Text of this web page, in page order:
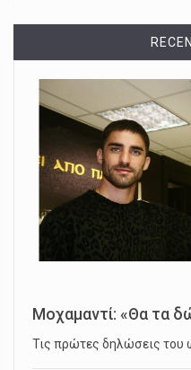
Μοχαμαντί: «Θα τα
Τις πρώτες δηλώσεις του